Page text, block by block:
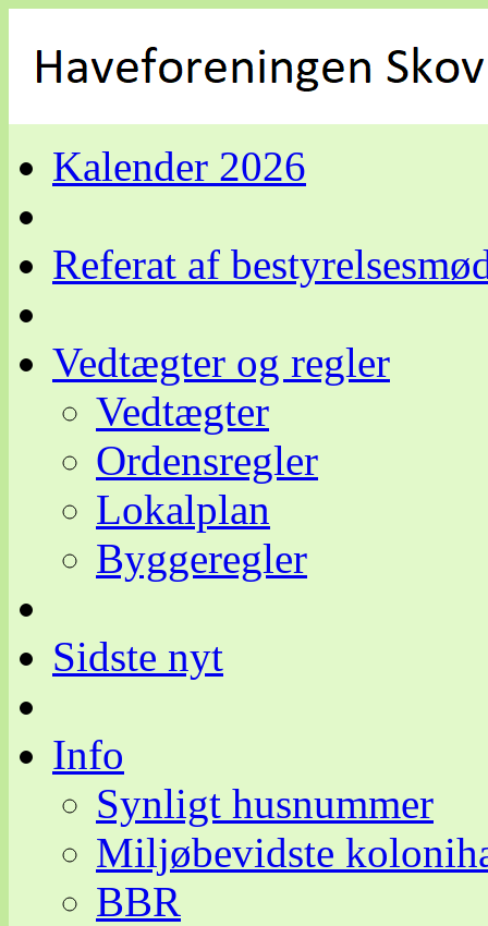
Kalender 2026
Referat af
Vedtægter og regler
Vedtægter
Ordensregler
Lokalplan
Byggeregler
Sidste nyt
Info
Synligt husnummer
Miljøbevidste
BBR